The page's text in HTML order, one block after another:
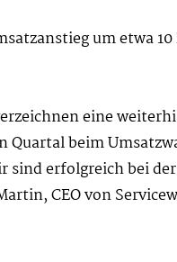
um etwa
eine
Quartal beim
sind erfolgreich bei der
CEO von